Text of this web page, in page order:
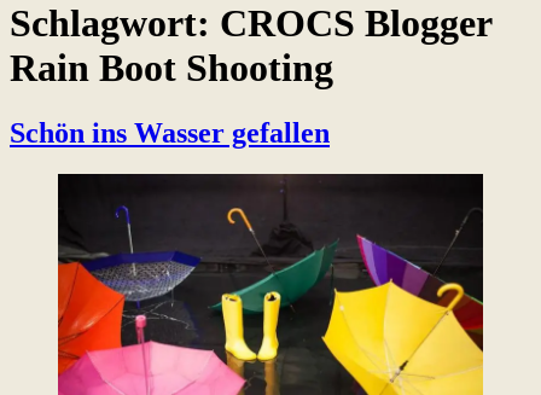
Schlagwort: CROCS Blogger
Rain Boot Shooting
Schön ins Wasser gefallen